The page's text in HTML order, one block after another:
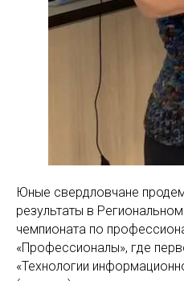
Юные свердловчане
результаты в
чемпионата по
«Профессионалы», где
«Технологии